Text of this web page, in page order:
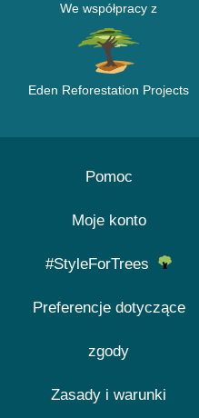
We współpracy z
Eden Reforestation Projects
Pomoc
Moje konto
#StyleForTrees
Preferencje dotyczące
zgody
Zasady i warunki